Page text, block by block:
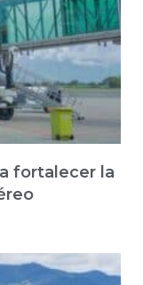
fortalecer la